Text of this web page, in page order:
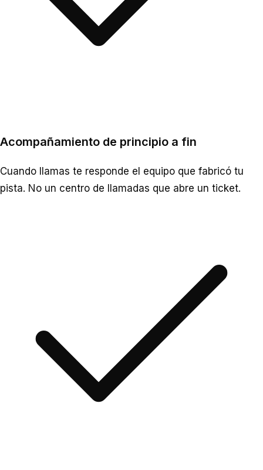
Acompañamiento de principio a fin
Cuando llamas te responde el equipo que fabricó tu
pista. No un centro de llamadas que abre un ticket.